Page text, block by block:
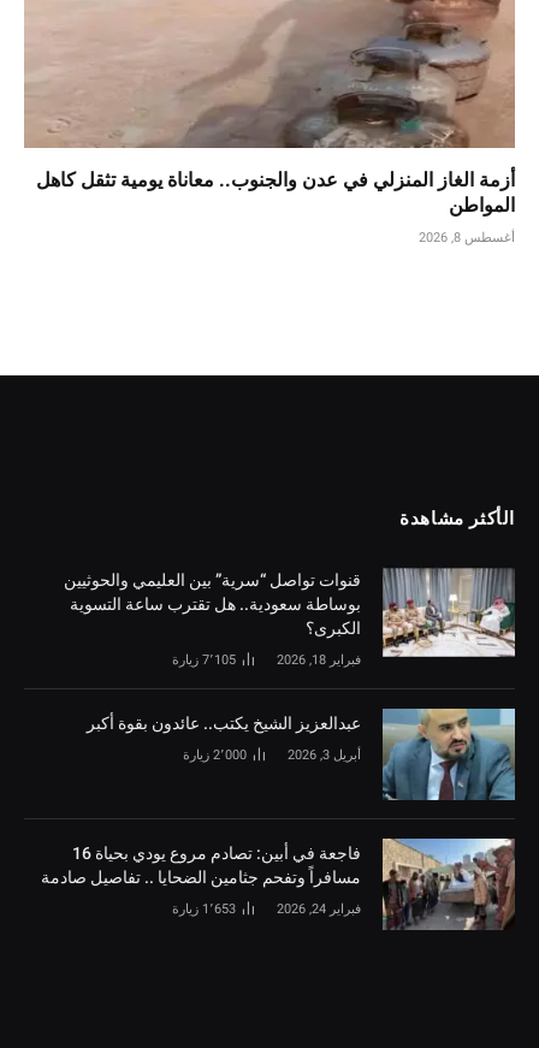
أزمة الغاز المنزلي في عدن والجنوب.. معاناة يومية تثقل كاهل
المواطن
أغسطس 8, 2026
الأكثر مشاهدة
قنوات تواصل “سرية” بين العليمي والحوثيين
بوساطة سعودية.. هل تقترب ساعة التسوية
الكبرى؟
فبراير 18, 2026 7٬105 زيارة
‏عبدالعزيز الشيخ يكتب.. عائدون بقوة أكبر
أبريل 3, 2026 2٬000 زيارة
فاجعة في أبين: تصادم مروع يودي بحياة 16
مسافراً وتفحم جثامين الضحايا .. تفاصيل صادمة
فبراير 24, 2026 1٬653 زيارة